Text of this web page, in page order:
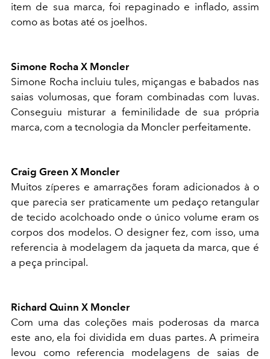
item de sua marca, foi repaginado e inflado, assim
como as botas até os joelhos.
Simone Rocha X Moncler
Simone Rocha incluiu tules, miçangas e babados nas
saias volumosas, que foram combinadas com luvas.
Conseguiu misturar a feminilidade de sua própria
marca, com a tecnologia da Moncler perfeitamente.
Craig Green X Moncler
Muitos zíperes e amarrações foram adicionados à o
que parecia ser praticamente um pedaço retangular
de tecido acolchoado onde o único volume eram os
corpos dos modelos. O designer fez, com isso, uma
referencia à modelagem da jaqueta da marca, que é
a peça principal.
Richard Quinn X Moncler
Com uma das coleções mais poderosas da marca
este ano, ela foi dividida em duas partes. A primeira
levou como referencia modelagens de saias de